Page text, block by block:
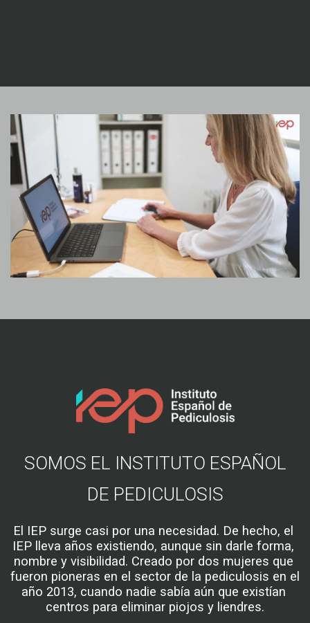
SOMOS EL INSTITUTO ESPAÑOL
DE PEDICULOSIS
El IEP surge casi por una necesidad. De hecho, el
IEP lleva años existiendo, aunque sin darle forma,
nombre y visibilidad. Creado por dos mujeres que
fueron pioneras en el sector de la pediculosis en el
año 2013, cuando nadie sabía aún que existían
centros para eliminar piojos y liendres.